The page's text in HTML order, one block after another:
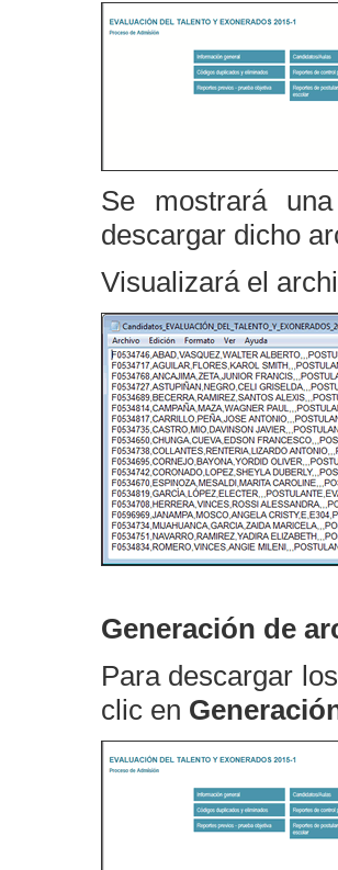
Se mostrará
descargar dicho
Visualizará el
Generación de
Para descargar
clic en